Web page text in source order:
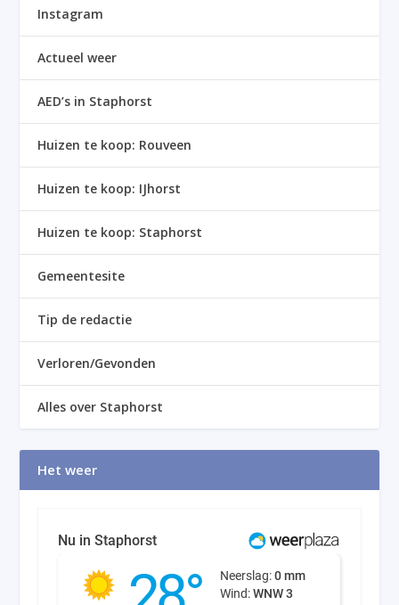
Instagram
Actueel weer
AED’s in Staphorst
Huizen te koop: Rouveen
Huizen te koop: IJhorst
Huizen te koop: Staphorst
Gemeentesite
Tip de redactie
Verloren/Gevonden
Alles over Staphorst
Het weer